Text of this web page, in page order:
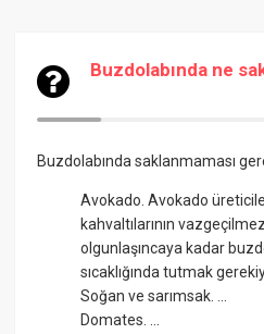
Buzdolabında ne
Buzdolabında saklanmaması
Avokado. Avokado
kahvaltılarının
olgunlaşıncaya kadar
sıcaklığında tutmak
Soğan ve sarımsak. ...
Domates. ...